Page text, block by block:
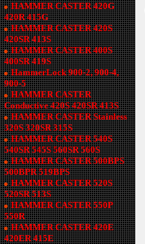
HAMMER CASTER 420G
420R 415G
HAMMER CASTER 420S
420SR 413S
HAMMER CASTER 400S
400SR 419S
HammerLock 900-2, 900-4,
900-5
HAMMER CASTER
Conductive 420S 420SR 413S
HAMMER CASTER Stainless
320S 320SR 315S
HAMMER CASTER 540S
540SR 545S 560SR 560S
HAMMER CASTER 500BPS
500BPR 519BPS
HAMMER CASTER 520S
520SR 513S
HAMMER CASTER 550P
550R
HAMMER CASTER 420E
420ER 415E